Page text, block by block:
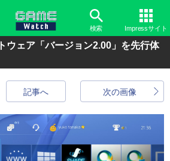
検索 Impressサイト
ウェア「バージョン2.00」を先行体
次の画像
記事へ